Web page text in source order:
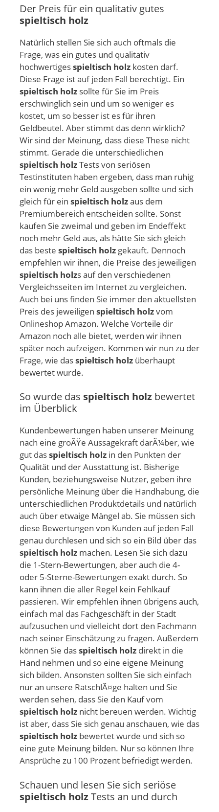
Der Preis für ein qualitativ gutes
spieltisch holz
Natürlich stellen Sie sich auch oftmals die
Frage, was ein gutes und qualitativ
hochwertigesspieltisch holz kosten darf.
Diese Frage ist auf jeden Fall berechtigt. Ein
spieltisch holz sollte für Sie im Preis
erschwinglich sein und um so weniger es
kostet, um so besser ist es für ihren
Geldbeutel. Aber stimmt das denn wirklich?
Wir sind der Meinung, dass diese These nicht
stimmt. Gerade die unterschiedlichen
spieltisch holzTests von seriösen
Testinstituten haben ergeben, dass man ruhig
ein wenig mehr Geld ausgeben sollte und sich
gleich für ein spieltisch holzaus dem
Premiumbereich entscheiden sollte. Sonst
kaufen Sie zweimal und geben im Endeffekt
noch mehr Geld aus, als hätte Sie sich gleich
das beste spieltisch holz gekauft. Dennoch
empfehlen wir ihnen, die Preise des jeweiligen
spieltisch holzs auf den verschiedenen
Vergleichsseiten im Internet zu vergleichen.
Auch bei uns finden Sie immer den aktuellsten
Preis des jeweiligen spieltisch holzvom
Onlineshop Amazon. Welche Vorteile dir
Amazon noch alle bietet, werden wir ihnen
später noch aufzeigen. Kommen wir nun zu der
Frage, wie dasspieltisch holz überhaupt
bewertet wurde.
So wurde das spieltisch holz bewertet
im Überblick
Kundenbewertungen haben unserer Meinung
nach eine groÃŸe Aussagekraft darÃ¼ber, wie
gut dasspieltisch holz in den Punkten der
Qualität und der Ausstattung ist. Bisherige
Kunden, beziehungsweise Nutzer, geben ihre
persönliche Meinung über die Handhabung, die
unterschiedlichen Produktdetails und natürlich
auch über etwaige Mängel ab. Sie müssen sich
diese Bewertungen von Kunden auf jeden Fall
genau durchlesen und sich so ein Bild über das
spieltisch holz machen. Lesen Sie sich dazu
die 1-Stern-Bewertungen, aber auch die 4-
oder 5-Sterne-Bewertungen exakt durch. So
kann ihnen die aller Regel kein Fehlkauf
passieren. Wir empfehlen ihnen übrigens auch,
einfach mal das Fachgeschäft in der Stadt
aufzusuchen und vielleicht dort den Fachmann
nach seiner Einschätzung zu fragen. Außerdem
können Sie dasspieltisch holz direkt in die
Hand nehmen und so eine eigene Meinung
sich bilden. Ansonsten sollten Sie sich einfach
nur an unsere RatschlÃ¤ge halten und Sie
werden sehen, dass Sie den Kauf vom
spieltisch holz nicht bereuen werden. Wichtig
ist aber, dass Sie sich genau anschauen, wie das
spieltisch holz bewertet wurde und sich so
eine gute Meinung bilden. Nur so können Ihre
Ansprüche zu 100 Prozent befriedigt werden.
Schauen und lesen Sie sich seriöse
spieltisch holzTests an und durch